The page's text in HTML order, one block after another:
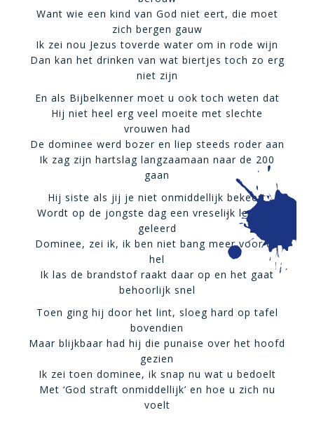
Want wie een kind van God niet eert, die moet
zich bergen gauw
Ik zei nou Jezus toverde water om in rode wijn
Dan kan het drinken van wat biertjes toch zo erg
niet zijn
En als Bijbelkenner moet u ook toch weten dat
Hij niet heel erg veel moeite met slechte
vrouwen had
De dominee werd bozer en liep steeds roder aan
Ik zag zijn hartslag langzaamaan naar de 200
gaan
Hij siste als jij je niet onmiddellijk bekeert
Wordt op de jongste dag een vreselijk lesje je
geleerd
Dominee, zei ik, ik ben niet bang meer voor de
hel
Ik las de brandstof raakt daar op en het gaat
behoorlijk snel
Toen ging hij door het lint, sloeg hard op tafel
bovendien
Maar blijkbaar had hij die punaise over het hoofd
gezien
Ik zei toen dominee, ik snap nu wat u bedoelt
Met ‘God straft onmiddellijk’ en hoe u zich nu
voelt